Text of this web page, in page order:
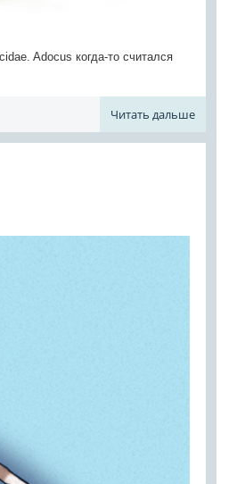
Adocus когда-то считался
Читать дальше